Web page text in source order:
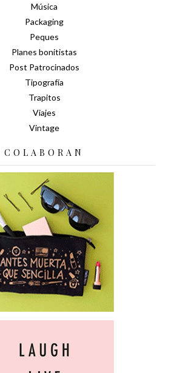
Música
Packaging
Peques
Planes bonitistas
Post Patrocinados
Tipografía
Trapitos
Viajes
Vintage
COLABORAN